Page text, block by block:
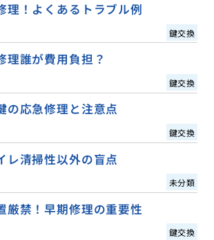
理！よくあるトラブル例
鍵交換
理誰が費用負担？
鍵交換
の応急修理と注意点
鍵交換
レ清掃性以外の盲点
未分類
厳禁！早期修理の重要性
鍵交換